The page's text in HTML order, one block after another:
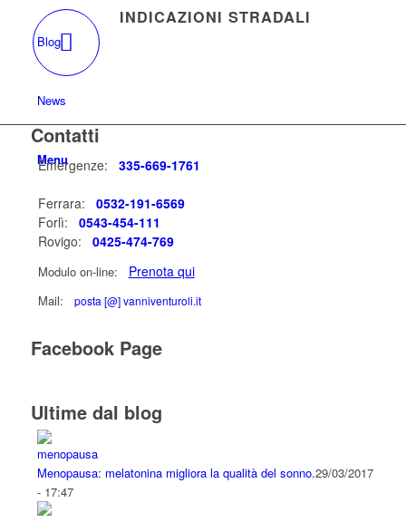
Blog
News
Menu
INDICAZIONI STRADALI
Contatti
Emergenze: 335-669-1761
Ferrara: 0532-191-6569
Forlì: 0543-454-111
Rovigo: 0425-474-769
Modulo on-line: Prenota qui
Mail: posta [@] vanniventuroli.it
Facebook Page
Ultime dal blog
Menopausa: melatonina migliora la qualità del sonno.29/03/2017
- 17:47